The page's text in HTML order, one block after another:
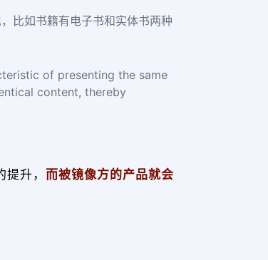
比如书籍有电子书和实体书两种
of presenting the same
content, thereby
升， 而被镜像方的产品就会